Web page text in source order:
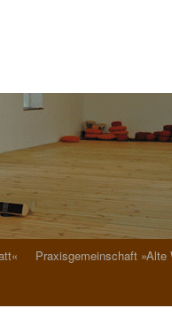
Praxisgemeinschaft »Alte